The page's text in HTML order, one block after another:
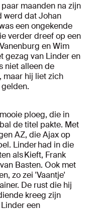
maanden na zijn
werd dat Johan
een ongekende
verder dreef op een
en Wim
gezag van Linder en
niet alleen de
maar hij liet zich
ploeg, die in
de titel pakte. Met
AZ, die Ajax op
Linder had in die
als Kieft, Frank
Basten. Ook met
zo zei 'Vaantje'
De rust die hij
kreeg zijn
een